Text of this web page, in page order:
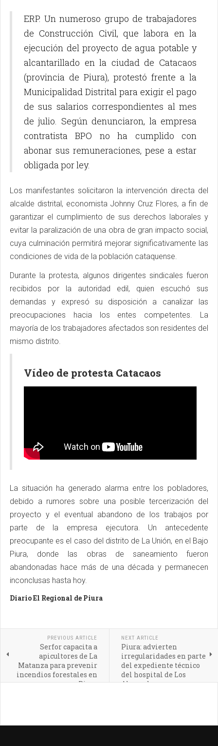
ERP. Un numeroso grupo de trabajadores
de Construcción Civil, que labora en la
ejecución del proyecto de agua potable y
alcantarillado en la ciudad de Catacaos
(provincia de Piura), protestó frente a la
Municipalidad Distrital para exigir el pago
de sus salarios correspondientes al mes
de julio. Según denunciaron, la empresa
contratista BPO no ha cumplido con
abonar sus remuneraciones, pese a estar
obligada por ley.
Los manifestantes solicitaron la intervención directa del
alcalde distrital, economista Johnny Cruz Flores, a fin de
garantizar el cumplimiento de sus derechos laborales y
evitar la paralización de una obra de gran impacto social,
cuya culminación permitirá mejorar significativamente las
condiciones de vida de la población cataquense.
Durante la protesta, algunos dirigentes sindicales fueron
recibidos por la autoridad edil, quien escuchó sus
demandas y expresó su disposición a canalizar las
preocupaciones hacia los entes competentes. La
mayoría de los trabajadores afectados son residentes del
mismo distrito.
Vídeo de protesta Catacaos
La situación ha generado alarma entre los pobladores,
debido a rumores sobre una posible tercerización del
proyecto y el eventual abandono de los trabajos por
parte de la empresa ejecutora. Un antecedente
preocupante es el caso del distrito de La Unión, en el Bajo
Piura, donde las obras de saneamiento fueron
abandonadas hace más de una década y permanecen
inconclusas hasta hoy.
Diario El Regional de Piura
PREVIOUS ARTICLE
Serfor capacita a
apicultores de La
Matanza para prevenir
incendios forestales en
Piura
NEXT ARTICLE
Piura: advierten
irregularidades en parte
del expediente técnico
del hospital de Los
Algarrobos